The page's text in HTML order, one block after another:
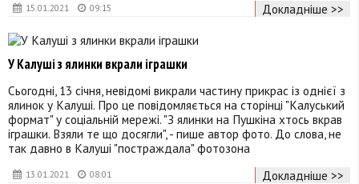
15.01.2021 09:15
Докладніше >>
13.01.2021 08:01
У Калуші з ялинки вкрали іграшки
Сьогодні, 13 січня, невідомі викрали частину прикрас із однієї з
ялинок у Калуші. Про це повідомляється на сторінці "Калуський
формат" у соціальній мережі. "З ялинки на Пушкіна хтось вкрав
іграшки. Взяли те що досягли", - пише автор фото. До слова, не
так давно в Калуші "постраждала" фотозона
Докладніше >>